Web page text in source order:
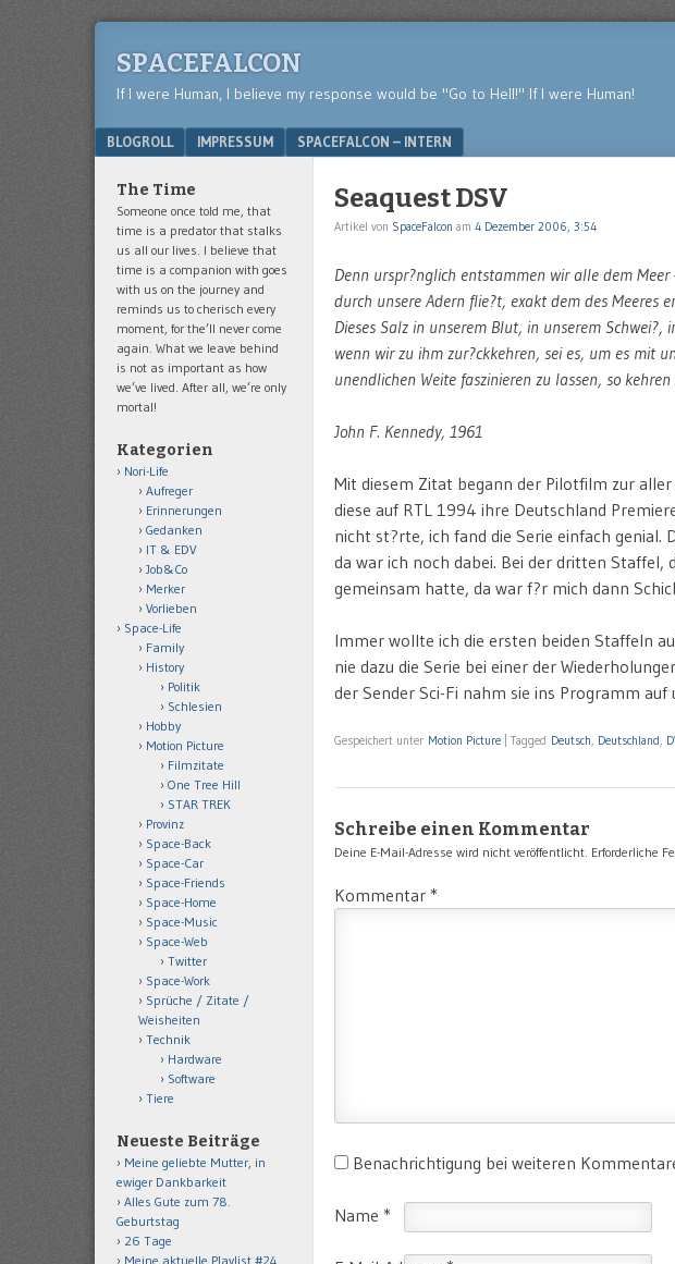
SPACEFALCON
If I were Human, I believe my response would be "Go to Hell!" If I were Human!
Menu
SKIP TO CONTENT
BLOGROLL IMPRESSUM SPACEFALCON – INTERN
Seaquest DSV
Artikel von SpaceFalcon am 4 Dezember 2006, 3:54
Denn urspr?nglich entstammen wir alle dem
durch unsere Adern flie?t, exakt dem des Meeres
Dieses Salz in unserem Blut, in unserem
wenn wir zu ihm zur?ckkehren, sei es, um es mit
unendlichen Weite faszinieren zu lassen, so
John F. Kennedy, 1961
Mit diesem Zitat begann der Pilotfilm zur
diese auf RTL 1994 ihre Deutschland
nicht st?rte, ich fand die Serie einfach
da war ich noch dabei. Bei der dritten Staffel,
gemeinsam hatte, da war f?r mich dann
Immer wollte ich die ersten beiden Staffeln
nie dazu die Serie bei einer der
der Sender Sci-Fi nahm sie ins Programm auf
Gespeichert unter Motion Picture Tagged Deutsch, Deutschland,
Schreibe einen Kommentar
Deine E-Mail-Adresse wird nicht veröffentlicht. Erforderliche
Kommentar *
Benachrichtigung bei weiteren
Name *
The Time
Someone once told me, that
time is a predator that stalks
us all our lives. I believe that
time is a companion with goes
with us on the journey and
reminds us to cherisch every
moment, for the’ll never come
again. What we leave behind
is not as important as how
we’ve lived. After all, we’re only
mortal!
Kategorien
Nori-Life
Aufreger
Erinnerungen
Gedanken
IT & EDV
Job&Co
Merker
Vorlieben
Space-Life
Family
History
Politik
Schlesien
Hobby
Motion Picture
Filmzitate
One Tree Hill
STAR TREK
Provinz
Space-Back
Space-Car
Space-Friends
Space-Home
Space-Music
Space-Web
Twitter
Space-Work
Sprüche / Zitate /
Weisheiten
Technik
Hardware
Software
Tiere
Neueste Beiträge
Meine geliebte Mutter, in
ewiger Dankbarkeit
Alles Gute zum 78.
Geburtstag
26 Tage
Meine aktuelle Playlist #24